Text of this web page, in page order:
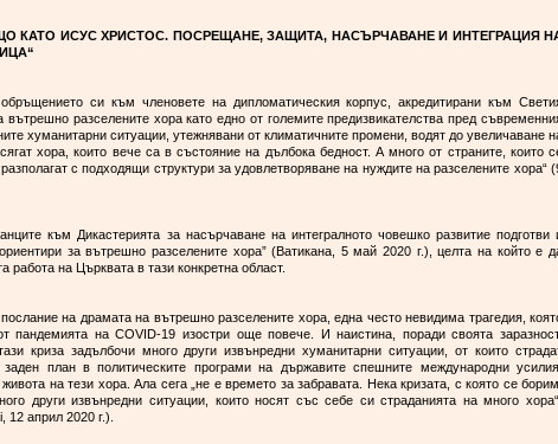
КАТО ИСУС ХРИСТОС. ПОСРЕЩАНЕ, ЗАЩИТА, НАСЪРЧАВАНЕ И ИНТЕГРАЦИЯ
си към членовете на дипломатическия корпус, акредитирани към
вътрешно разселените хора като едно от големите предизвикателства пред
хуманитарни ситуации, утежнявани от климатичните промени, водят до увеличаване
хора, които вече са в състояние на дълбока бедност. А много от страните, които
с подходящи структури за удовлетворяване на нуждите на разселените хора“
към Дикастерията за насърчаване на интегралното човешко развитие подготви
за вътрешно разселените хора” (Ватикана, 5 май 2020 г.), целта на който е
работа на Църквата в тази конкретна област.
на драмата на вътрешно разселените хора, една често невидима трагедия,
пандемията на COVID-19 изостри още повече. И наистина, поради своята
криза задълбочи много други извънредни хуманитарни ситуации, от които
план в политическите програми на държавите спешните международни усилия,
на тези хора. Ала сега „не е времето за забравата. Нека кризата, с която се борим,
други извънредни ситуации, които носят със себе си страданията на много хора“.
април 2020 г.).